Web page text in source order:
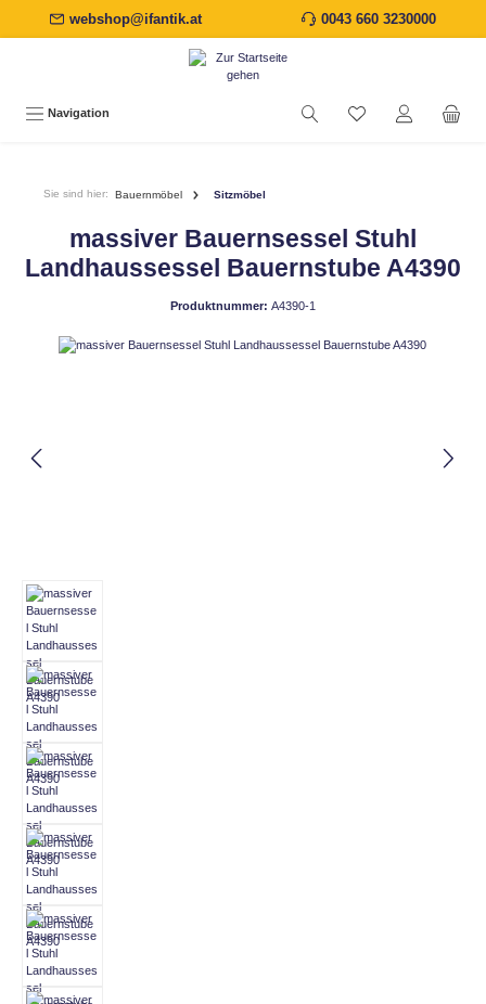
springenwebshop@ifantik.at 0043 660 3230000
Navigation
Sie sind hier: Bauernmöbel Sitzmöbel
massiver Bauernsessel Stuhl
Landhaussessel Bauernstube A4390
Produktnummer: A4390-1